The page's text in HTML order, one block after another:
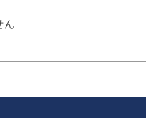
ん